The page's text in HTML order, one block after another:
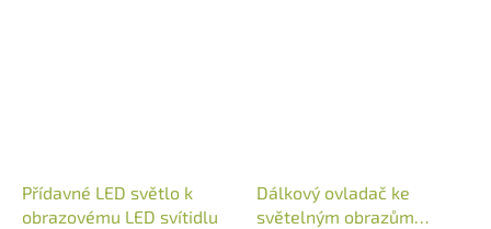
Přídavné LED světlo k
obrazovému LED svítidlu
Dálkový ovladač ke
světelným obrazům